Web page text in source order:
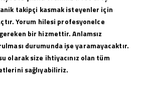
takipçi kasmak isteyenler için
Yorum hilesi profesyonelce
bir hizmettir. Anlamsız
durumunda işe yaramayacaktır.
olarak size ihtiyacınız olan tüm
sağlıyabiliriz.